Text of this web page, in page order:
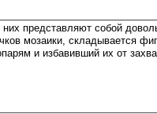
представляют собой
мозаики, складывается
и избавивший их от